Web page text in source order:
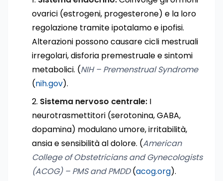
ovarici (estrogeni, progesterone) e la loro
regolazione tramite ipotalamo e ipofisi.
Alterazioni possono causare cicli mestruali
irregolari, disforia premestruale e sintomi
metabolici. (NIH – Premenstrual Syndrome
(nih.gov).
Sistema nervoso centrale: I
neurotrasmettitori (serotonina, GABA,
dopamina) modulano umore, irritabilità,
ansia e sensibilità al dolore. (American
College of Obstetricians and Gynecologists
(ACOG) – PMS and PMDD(acog.org).